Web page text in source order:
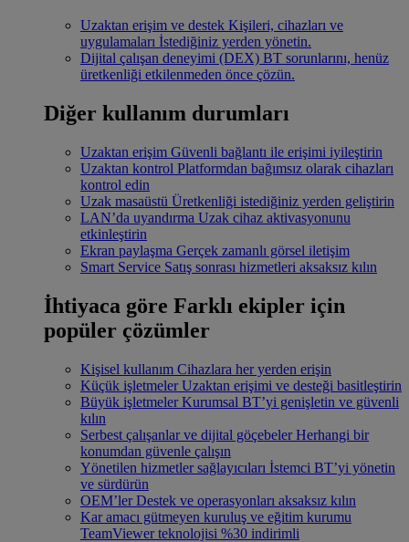
Uzaktan erişim ve destek Kişileri, cihazları ve
uygulamaları İstediğiniz yerden yönetin.
Dijital çalışan deneyimi (DEX) BT sorunlarını, henüz
üretkenliği etkilenmeden önce çözün.
Diğer kullanım durumları
Uzaktan erişim Güvenli bağlantı ile erişimi iyileştirin
Uzaktan kontrol Platformdan bağımsız olarak cihazları
kontrol edin
Uzak masaüstü Üretkenliği istediğiniz yerden geliştirin
LAN’da uyandırma Uzak cihaz aktivasyonunu
etkinleştirin
Ekran paylaşma Gerçek zamanlı görsel iletişim
Smart Service Satış sonrası hizmetleri aksaksız kılın
İhtiyaca göre Farklı ekipler için
popüler çözümler
Kişisel kullanım Cihazlara her yerden erişin
Küçük işletmeler Uzaktan erişimi ve desteği basitleştirin
Büyük işletmeler Kurumsal BT’yi genişletin ve güvenli
kılın
Serbest çalışanlar ve dijital göçebeler Herhangi bir
konumdan güvenle çalışın
Yönetilen hizmetler sağlayıcıları İstemci BT’yi yönetin
ve sürdürün
OEM’ler Destek ve operasyonları aksaksız kılın
Kar amacı gütmeyen kuruluş ve eğitim kurumu
TeamViewer teknolojisi %30 indirimli